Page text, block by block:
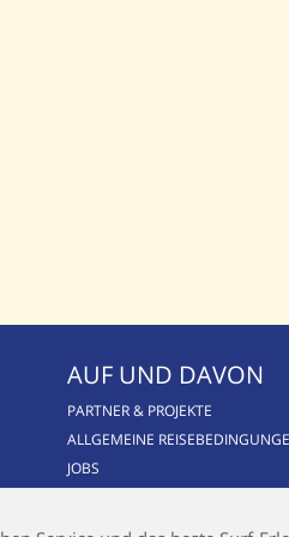
AUF UND DAVON
PARTNER & PROJEKTE
ALLGEMEINE
JOBS